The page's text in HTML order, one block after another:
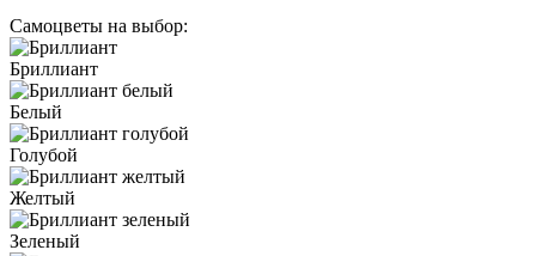
Самоцветы на выбор:
Бриллиант
Белый
Голубой
Желтый
Зеленый